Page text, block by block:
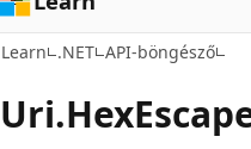
Learn .NET API-böngésző
Uri.Hex